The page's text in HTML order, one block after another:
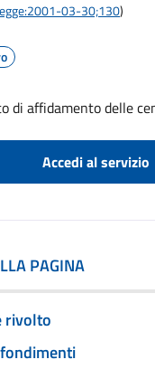
03-30;130)
di affidamento delle
Accedi al servizio
PAGINA
rivolto